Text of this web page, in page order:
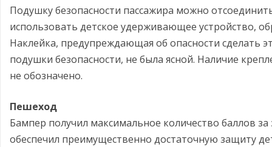
Подушку безопасности пассажира можно
использовать детское удерживающее устройство,
Наклейка, предупреждающая об опасности сделать
подушки безопасности, не была ясной. Наличие
не обозначено.
Пешеход
Бампер получил максимальное количество баллов
обеспечил преимущественно достаточную защиту